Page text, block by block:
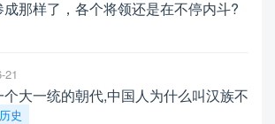
那样了，各个将领还是在不停内斗?
21
大一统的朝代,中国人为什么叫汉族不
历史